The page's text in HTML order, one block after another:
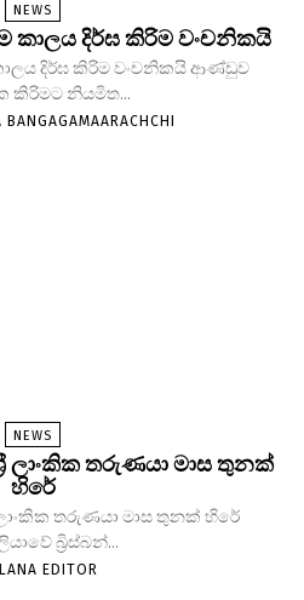
NEWS
කාලය දිර්ඝ කිරිම වංචනිකයි
දිර්ඝ කිරිම වංචනිකයි ආණ්ඩුව
කිරිමට නියමිත...
NEWS
ලාංකික තරුණයා මාස තුනක්
හිරේ
ලාංකික තරුණයා මාස තුනක් හිරේ
බ්‍රිස්බන්...
EDITOR